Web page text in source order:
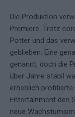
Die Produktion
Premiere. Trotz
Potter und das
geblieben. Eine
genannt, doch die
über Jahre stabil
erheblich
Entertainment den
neue